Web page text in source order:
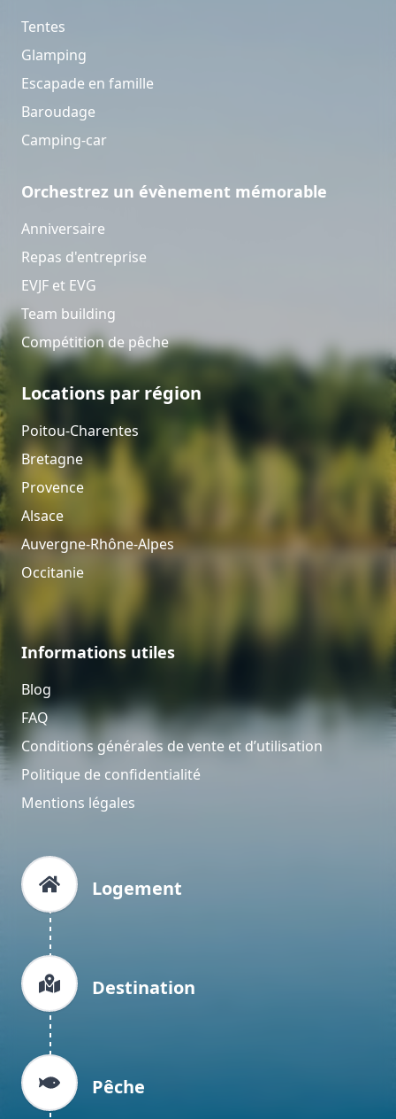
Tentes
Glamping
Escapade en famille
Baroudage
Camping-car
Orchestrez un évènement mémorable
Anniversaire
Repas d'entreprise
EVJF et EVG
Team building
Compétition de pêche
Locations par région
Poitou-Charentes
Bretagne
Provence
Alsace
Auvergne-Rhône-Alpes
Occitanie
Informations utiles
Blog
FAQ
Conditions générales de vente et d’utilisation
Politique de confidentialité
Mentions légales
Logement
Destination
Pêche